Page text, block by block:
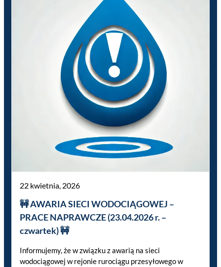
22 kwietnia, 2026
🚧 AWARIA SIECI WODOCIĄGOWEJ –
PRACE NAPRAWCZE (23.04.2026 r. –
czwartek) 🚧
Informujemy, że w związku z awarią na sieci
wodociągowej w rejonie rurociągu przesyłowego w